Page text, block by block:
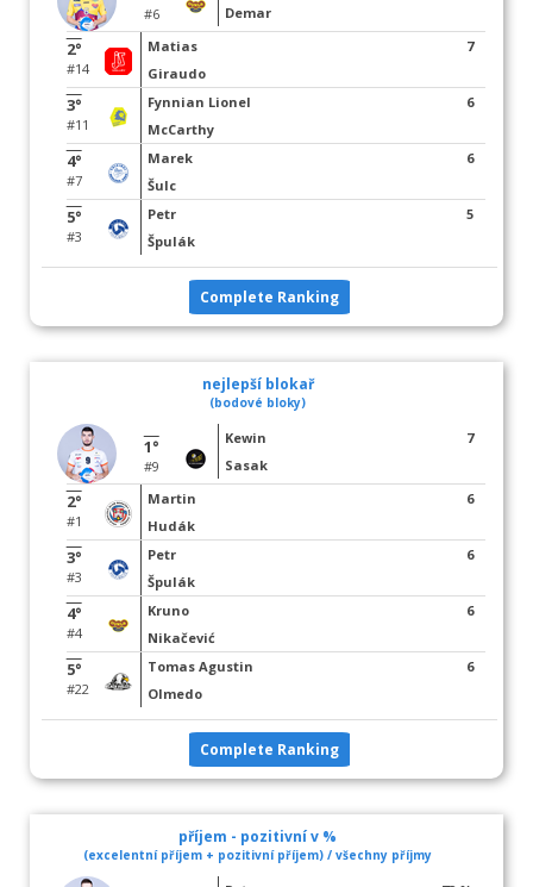
#6 Demar
2°
#14
Matias
Giraudo
7
3°
#11
Fynnian Lionel
McCarthy
6
4°
#7
Marek
Šulc
6
5°
#3
Petr
Špulák
5
Complete Ranking
nejlepší blokař
(bodové bloky)
1°
#9
Kewin
Sasak
7
2°
#1
Martin
Hudák
6
3°
#3
Petr
Špulák
6
4°
#4
Kruno
Nikačević
6
5°
#22
Tomas Agustin
Olmedo
6
Complete Ranking
příjem - pozitivní v %
(excelentní příjem + pozitivní příjem) / všechny příjmy